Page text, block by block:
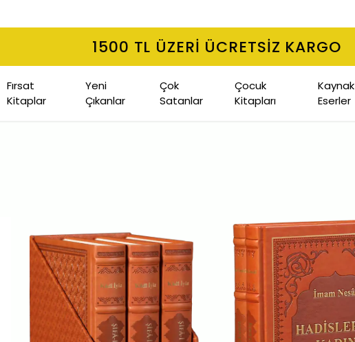
1500 TL ÜZERI ÜCRETSIZ KARGO
Fırsat
Kitaplar
Yeni
Çıkanlar
Çok
Satanlar
Çocuk
Kitapları
Kaynak
Eserler